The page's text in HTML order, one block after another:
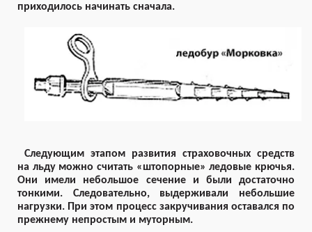
приходилось начинать сначала.
Следующим этапом развития страховочных средств
на льду можно считать «штопорные» ледовые крючья.
Они имели небольшое сечение и были достаточно
тонкими. Следовательно, выдерживали небольшие
нагрузки. При этом процесс закручивания оставался по
прежнему непростым и муторным.